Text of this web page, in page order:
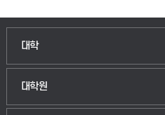
대학
인문융합공공인재학부
법경영학부
대학원
일반대학원